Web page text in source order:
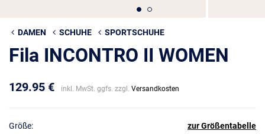
DAMEN SCHUHE SPORTSCHUHE
Fila INCONTRO II WOMEN
129.95 € inkl. MwSt. ggfs. zzgl. Versandkosten
Größe: zur Größentabelle